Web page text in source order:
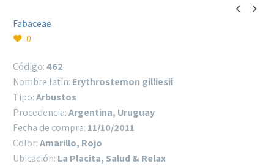
 
Fabaceae
0
Código:462
Nombre latín: Erythrostemon gilliesii
Tipo:Arbustos
Procedencia:Argentina, Uruguay
Fecha de compra: 11/10/2011
Color:Amarillo, Rojo
Ubicación: La Placita, Salud & Relax